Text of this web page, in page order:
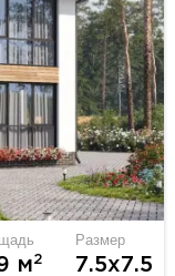
м2
Размер
7.5х7.5